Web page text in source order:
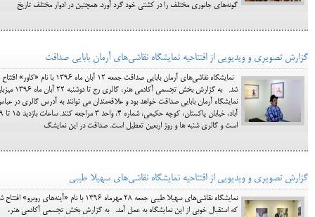
گونه‌های جانوری مختلف را در کشتی خود گرد آورد. همچنین در ادوار مختلف تاریخ
گزارش تصویری و ویدیویی از افتتاحیه نمایشگاه نقاشی‌های آرمان بابایی صداقت
نمایشگاه نقاشی‌های آرمان بابایی صداقت جمعه 12 آبان ماه 1396 با نام «کاور» افتتاح
شد. به گزارش بخش تجسمی آکادمی هنر، گالری رج تا
نمایشگاه آرمان بابایی صداقت خواهد بود و علاقه‌مندان می توانند به آدرس گالری در
آباد، خیابان
است و گالری شنبه ها و روز اربعین تعطیل است. صداقت در این نمایشگ
گزارش تصویری و ویدیویی از افتتاحیه نمایشگاه نقاشی‌های سهیلا طیبی
نمایشگاه نقاشی‌های سهیلا طیبی جمعه 28 مهرماه 1396 با نام «آینه‌های روبرو»
که استقبال خوبی از این نمایشگاه به عمل آمد. به گزارش بخش تجسمی آکادمی هنر،